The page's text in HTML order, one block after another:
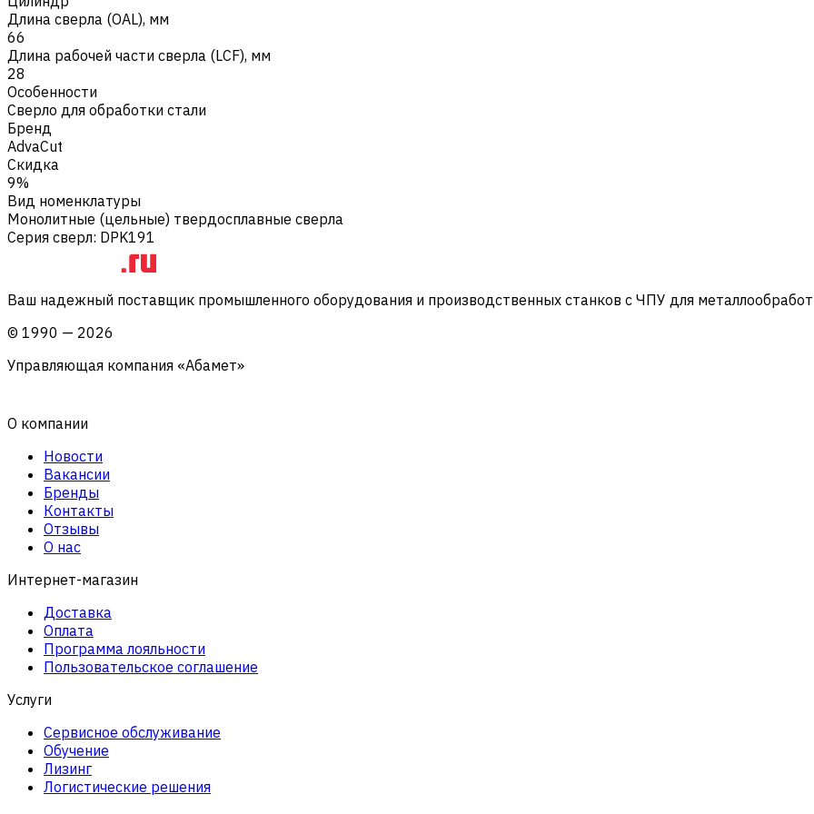
Длина сверла (OAL), мм
66
Длина рабочей части сверла (LCF), мм
28
Особенности
Сверло для обработки стали
Бренд
AdvaCut
Скидка
9%
Вид номенклатуры
Монолитные (цельные) твердосплавные сверла
Серия сверл: DPK191
Ваш надежный поставщик промышленного оборудования и производственных станков с ЧПУ для
© 1990 — 2026
Управляющая компания «Абамет»
О компании
Новости
Вакансии
Бренды
Контакты
Отзывы
О нас
Интернет-магазин
Доставка
Оплата
Программа лояльности
Пользовательское соглашение
Услуги
Сервисное обслуживание
Обучение
Лизинг
Логистические решения